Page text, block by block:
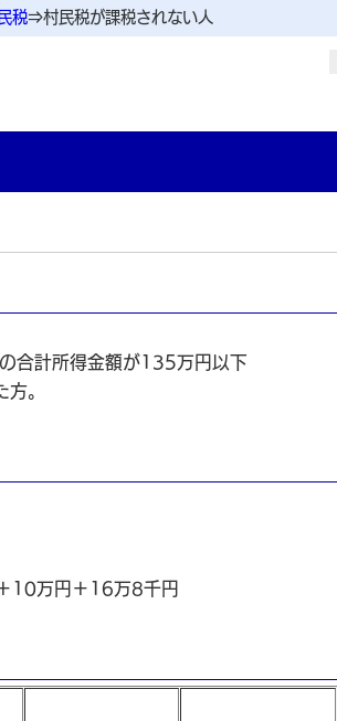
税⇒村民税が課税されない人
合計所得金額が135万円以下
。
10万円＋16万8千円